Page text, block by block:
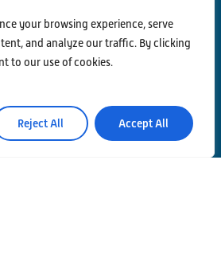
your browsing experience, serve
and analyze our traffic. By clicking
to our use of cookies.
Reject All Accept All